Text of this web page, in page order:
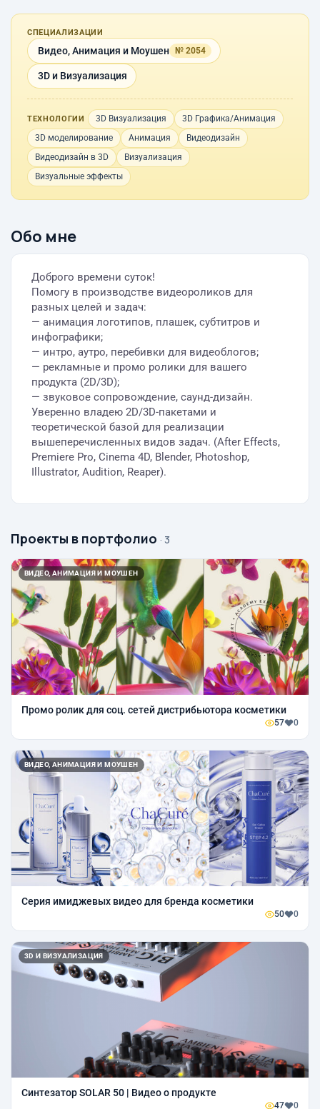
СПЕЦИАЛИЗАЦИИ
Видео, Анимация и Моушен № 2054
3D и Визуализация
ТЕХНОЛОГИИ 3D Визуализация
3D Графика/Анимация
3D моделирование
Анимация
Видеодизайн
Видеодизайн в 3D
Визуализация
Визуальные эффекты
Обо мне
Доброго времени суток!
Помогу в производстве видеороликов для
разных целей и задач:
— анимация логотипов, плашек, субтитров и
инфографики;
— интро, аутро, перебивки для видеоблогов;
— рекламные и промо ролики для вашего
продукта (2D/3D);
— звуковое сопровождение, саунд-дизайн.
Уверенно владею 2D/3D-пакетами и
теоретической базой для реализации
вышеперечисленных видов задач. (After Effects,
Premiere Pro, Cinema 4D, Blender, Photoshop,
Illustrator, Audition, Reaper).
Проекты в портфолио · 3
ВИДЕО, АНИМАЦИЯ И МОУШЕН
Промо ролик для соц. сетей дистрибьютора косметики
57 0
ВИДЕО, АНИМАЦИЯ И МОУШЕН
Серия имиджевых видео для бренда косметики
50 0
3D И ВИЗУАЛИЗАЦИЯ
Синтезатор SOLAR 50 | Видео о продукте
47 0